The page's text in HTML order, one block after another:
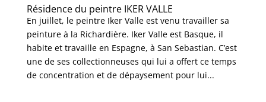
Résidence du peintre IKER VALLE
En juillet, le peintre Iker Valle est venu travailler sa
peinture à la Richardière. Iker Valle est Basque, il
habite et travaille en Espagne, à San Sebastian. C’est
une de ses collectionneuses qui lui a offert ce temps
de concentration et de dépaysement pour lui...